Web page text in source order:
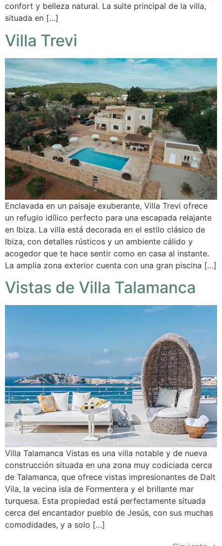
confort y belleza natural. La suite principal de la villa,
situada en […]
Villa Trevi
Enclavada en un paisaje exuberante, Villa Trevi ofrece
un refugio idílico perfecto para una escapada relajante
en Ibiza. La villa está decorada en el estilo clásico de
Ibiza, con detalles rústicos y un ambiente cálido y
acogedor que te hace sentir como en casa al instante.
La amplia zona exterior cuenta con una gran piscina […]
Vistas de Villa Talamanca
Villa Talamanca Vistas es una villa notable y de nueva
construcción situada en una zona muy codiciada cerca
de Talamanca, que ofrece vistas impresionantes de Dalt
Vila, la vecina isla de Formentera y el brillante mar
turquesa. Esta propiedad está perfectamente situada
cerca del encantador pueblo de Jesús, con sus muchas
comodidades, y a solo […]